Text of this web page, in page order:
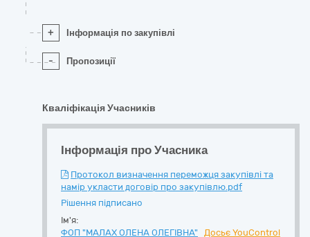
+ Інформація по закупівлі
- Пропозиції
Кваліфікація Учасників
Інформація про Учасника
Протокол визначення переможця закупівлі та
намір укласти договір про закупівлю.pdf
Рішення підписано
Ім'я:
ФОП "МАЛАХ ОЛЕНА ОЛЕГІВНА"
Досьє YouControl